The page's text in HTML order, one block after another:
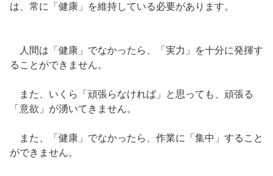
は、常に「健康」を維持している必要があります。
人間は「健康」でなかったら、「実力」を十分に発揮す
ることができません。
また、いくら「頑張らなければ」と思っても、頑張る
「意欲」が湧いてきません。
また、「健康」でなかったら、作業に「集中」すること
ができません。